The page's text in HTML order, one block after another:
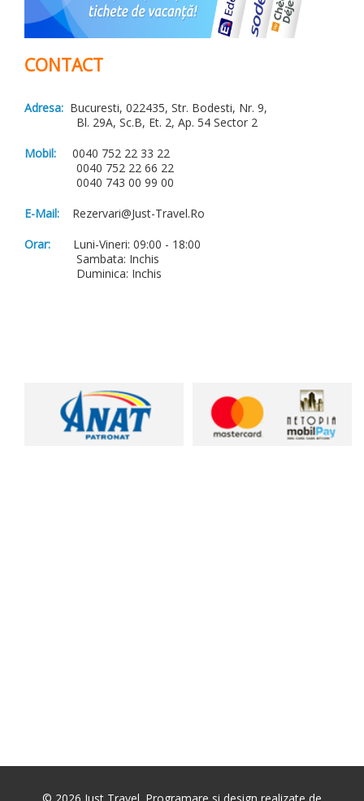
CONTACT
Adresa: Bucuresti, 022435, Str. Bodesti, Nr. 9,
Bl. 29A, Sc.B, Et. 2, Ap. 54 Sector 2
Mobil:
0040 752 22 33 22
0040 752 22 66 22
0040 743 00 99 00
E-Mail: Rezervari@just-Travel.ro
Orar: Luni-Vineri: 09:00 - 18:00
Sambata: Inchis
Duminica: Inchis